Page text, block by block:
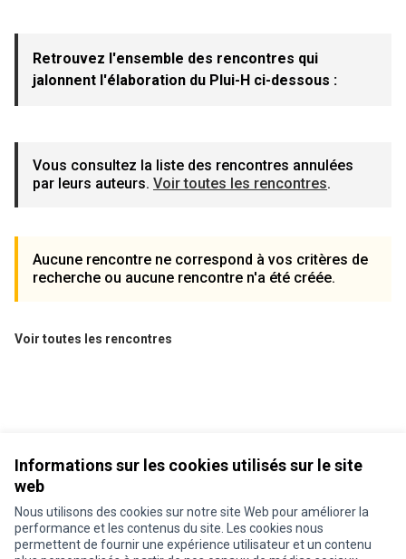
Informations sur les cookies utilisés sur le site
web
Nous utilisons des cookies sur notre site Web pour améliorer la
performance et les contenus du site. Les cookies nous
permettent de fournir une expérience utilisateur et un contenu
Retrouvez l'ensemble des rencontres qui
jalonnent l'élaboration du Plui-H ci-dessous :
Vous consultez la liste des rencontres annulées
par leurs auteurs. Voir toutes les rencontres.
Aucune rencontre ne correspond à vos critères de
recherche ou aucune rencontre n'a été créée.
Voir toutes les rencontres